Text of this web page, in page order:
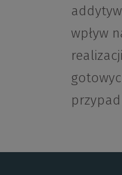
wpływ